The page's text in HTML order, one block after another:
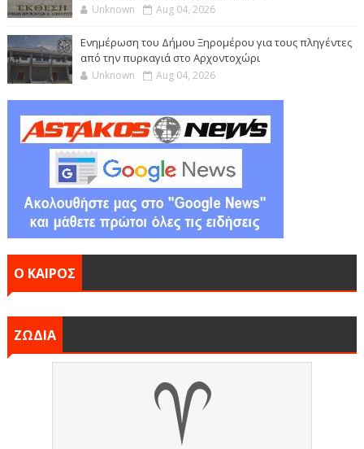
Unknown Aug 04, 2026
Ενημέρωση του Δήμου Ξηρομέρου για τους πληγέντες
από την πυρκαγιά στο Αρχοντοχώρι
Unknown Aug 04, 2026
Ο ΚΑΙΡΟΣ
ΖΩΔΙΑ